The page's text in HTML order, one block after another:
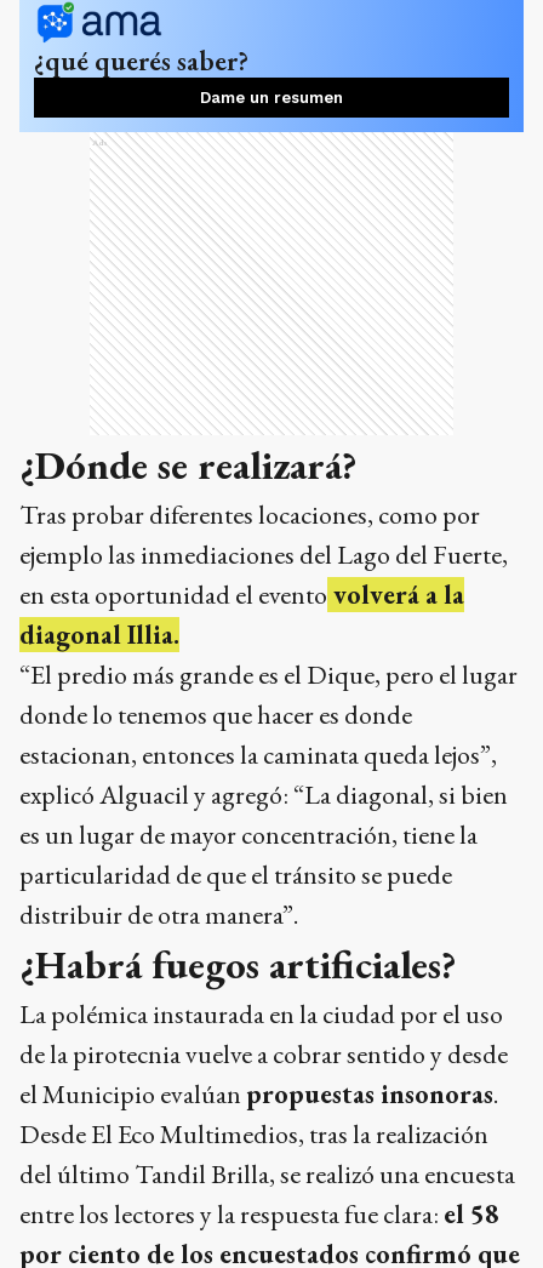
¿Dónde se realizará?
Tras probar diferentes locaciones, como por
ejemplo las inmediaciones del Lago del Fuerte,
en esta oportunidad el eventovolverá a la
diagonal Illia.
“El predio más grande es el Dique, pero el lugar
donde lo tenemos que hacer es donde
estacionan, entonces la caminata queda lejos”,
explicó Alguacil y agregó: “La diagonal, si bien
es un lugar de mayor concentración, tiene la
particularidad de que el tránsito se puede
distribuir de otra manera”.
¿Habrá fuegos artificiales?
La polémica instaurada en la ciudad por el uso
de la pirotecnia vuelve a cobrar sentido y desde
el Municipio evalúanpropuestas insonoras
Desde El Eco Multimedios, tras la realización
del último Tandil Brilla, se realizó una encuesta
entre los lectores y la respuesta fue clara:el 58
por ciento de los encuestados confirmó que
prefiere el evento con fuegos artificiales,
mientras que el 42 restante se opuso.